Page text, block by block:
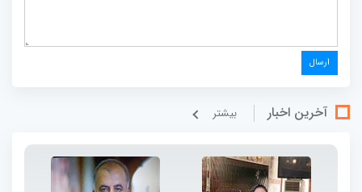
آخرین اخبار بيشتر